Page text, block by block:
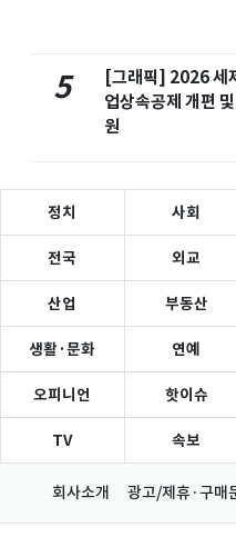
5
[그래픽] 2026 세
업상속공제 개편
원
정치 사회
전국 외교
산업 부동산
생활·문화 연예
오피니언 핫이슈
TV 속보
회사소개 광고/제휴·구매